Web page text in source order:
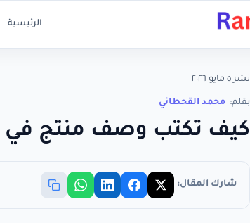
الرئيسية
نشر ٥ مايو ٢٠٢٦
بقلم: محمد القحطاني
كيف تكتب وصف منتج في
شارك المقال: